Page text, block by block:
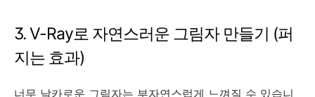
3. V-Ray로 자연스러운 그림자 만들기 (퍼
지는 효과)
너무 날카로운 그림자는 부자연스럽게 느껴질 수 있습니